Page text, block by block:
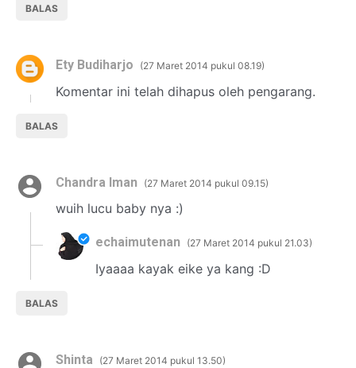
BALAS
Ety Budiharjo 27 Maret 2014 pukul 08.19
Komentar ini telah dihapus oleh pengarang.
BALAS
Chandra Iman 27 Maret 2014 pukul 09.15
wuih lucu baby nya :)
BALAS
echaimutenan 27 Maret 2014 pukul 21.03
Iyaaaa kayak eike ya kang :D
Shinta 27 Maret 2014 pukul 13.50